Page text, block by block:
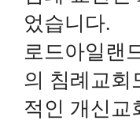
었습니다.
로드아일랜
의 침례교회
적인 개신교